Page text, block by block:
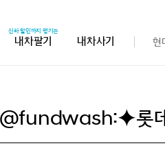
신차 할인까지 챙기는
내차팔기 내차사기 현